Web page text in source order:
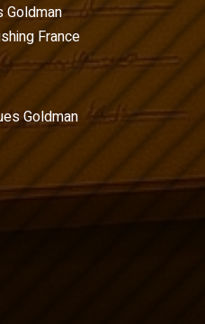
France
Goldman